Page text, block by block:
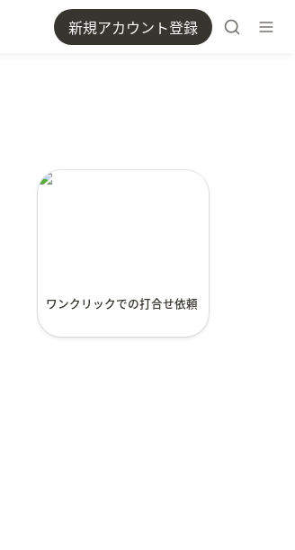
新規アカウント登録
ワンクリックでの打合せ
ワンクリックでの打合せ依頼